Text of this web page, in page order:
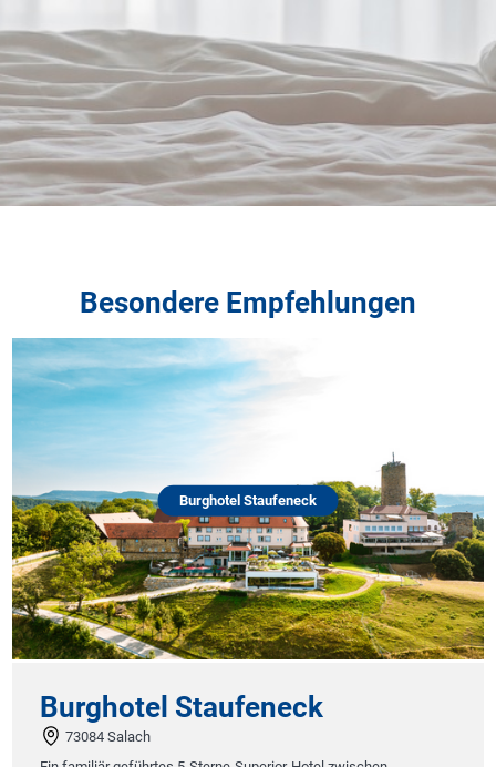
Besondere Empfehlungen
Burghotel Staufeneck
Burghotel Staufeneck
73084 Salach